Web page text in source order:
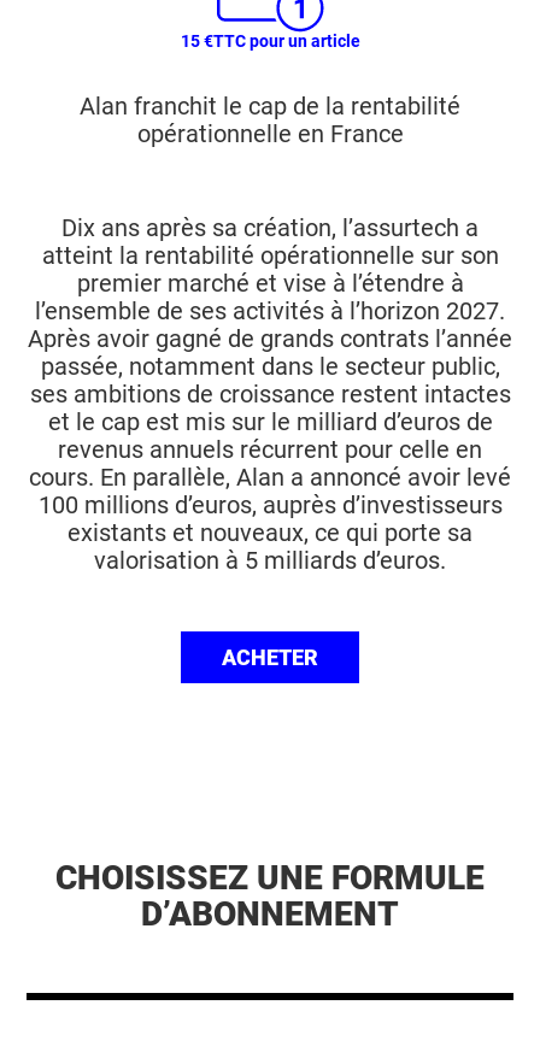
15 €TTC pour un article
Alan franchit le cap de la rentabilité
opérationnelle en France
Dix ans après sa création, l’assurtech a
atteint la rentabilité opérationnelle sur son
premier marché et vise à l’étendre à
l’ensemble de ses activités à l’horizon 2027.
Après avoir gagné de grands contrats l’année
passée, notamment dans le secteur public,
ses ambitions de croissance restent intactes
et le cap est mis sur le milliard d’euros de
revenus annuels récurrent pour celle en
cours. En parallèle, Alan a annoncé avoir levé
100 millions d’euros, auprès d’investisseurs
existants et nouveaux, ce qui porte sa
valorisation à 5 milliards d’euros.
ACHETER
CHOISISSEZ UNE FORMULE
D’ABONNEMENT